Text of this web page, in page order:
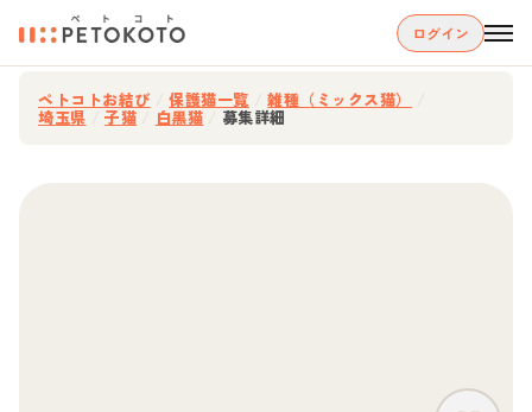
ログイン
ペトコトお結び 保護猫一覧 雑種（ミックス猫）
埼玉県 子猫 白黒猫 募集詳細